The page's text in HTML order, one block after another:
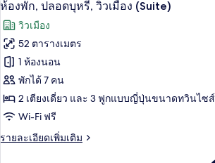
ห้อง
รนด์,
ปลอด
บุหรี่
(Japanese)
ภาพถ่าย
ทั้งหมด
ของ
ห้อง
พัก,
ปลอด
บุหรี่,
18
ห้องพัก, ปลอดบุหรี่, วิวเมือง (Suite)
วิวเมือง
52 ตารางเมตร
1 ห้องนอน
พักได้ 7 คน
2 เตียงเดี่ยว และ 3 ฟูกแบบญี่ปุ่นขนาดทวินไซส์
Wi-Fi ฟรี
รายละเอียดเพิ่มเติม
ราย